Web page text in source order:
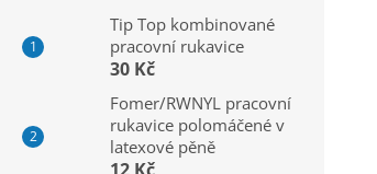
Tip Top kombinované
pracovní rukavice
30 Kč
Fomer/RWNYL pracovní
rukavice polomáčené v
latexové pěně